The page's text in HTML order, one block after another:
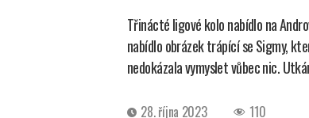
Třinácté ligové kolo nabídlo na
nabídlo obrázek trápící se Sigmy,
nedokázala vymyslet vůbec nic.
Datum28. října 2023 110